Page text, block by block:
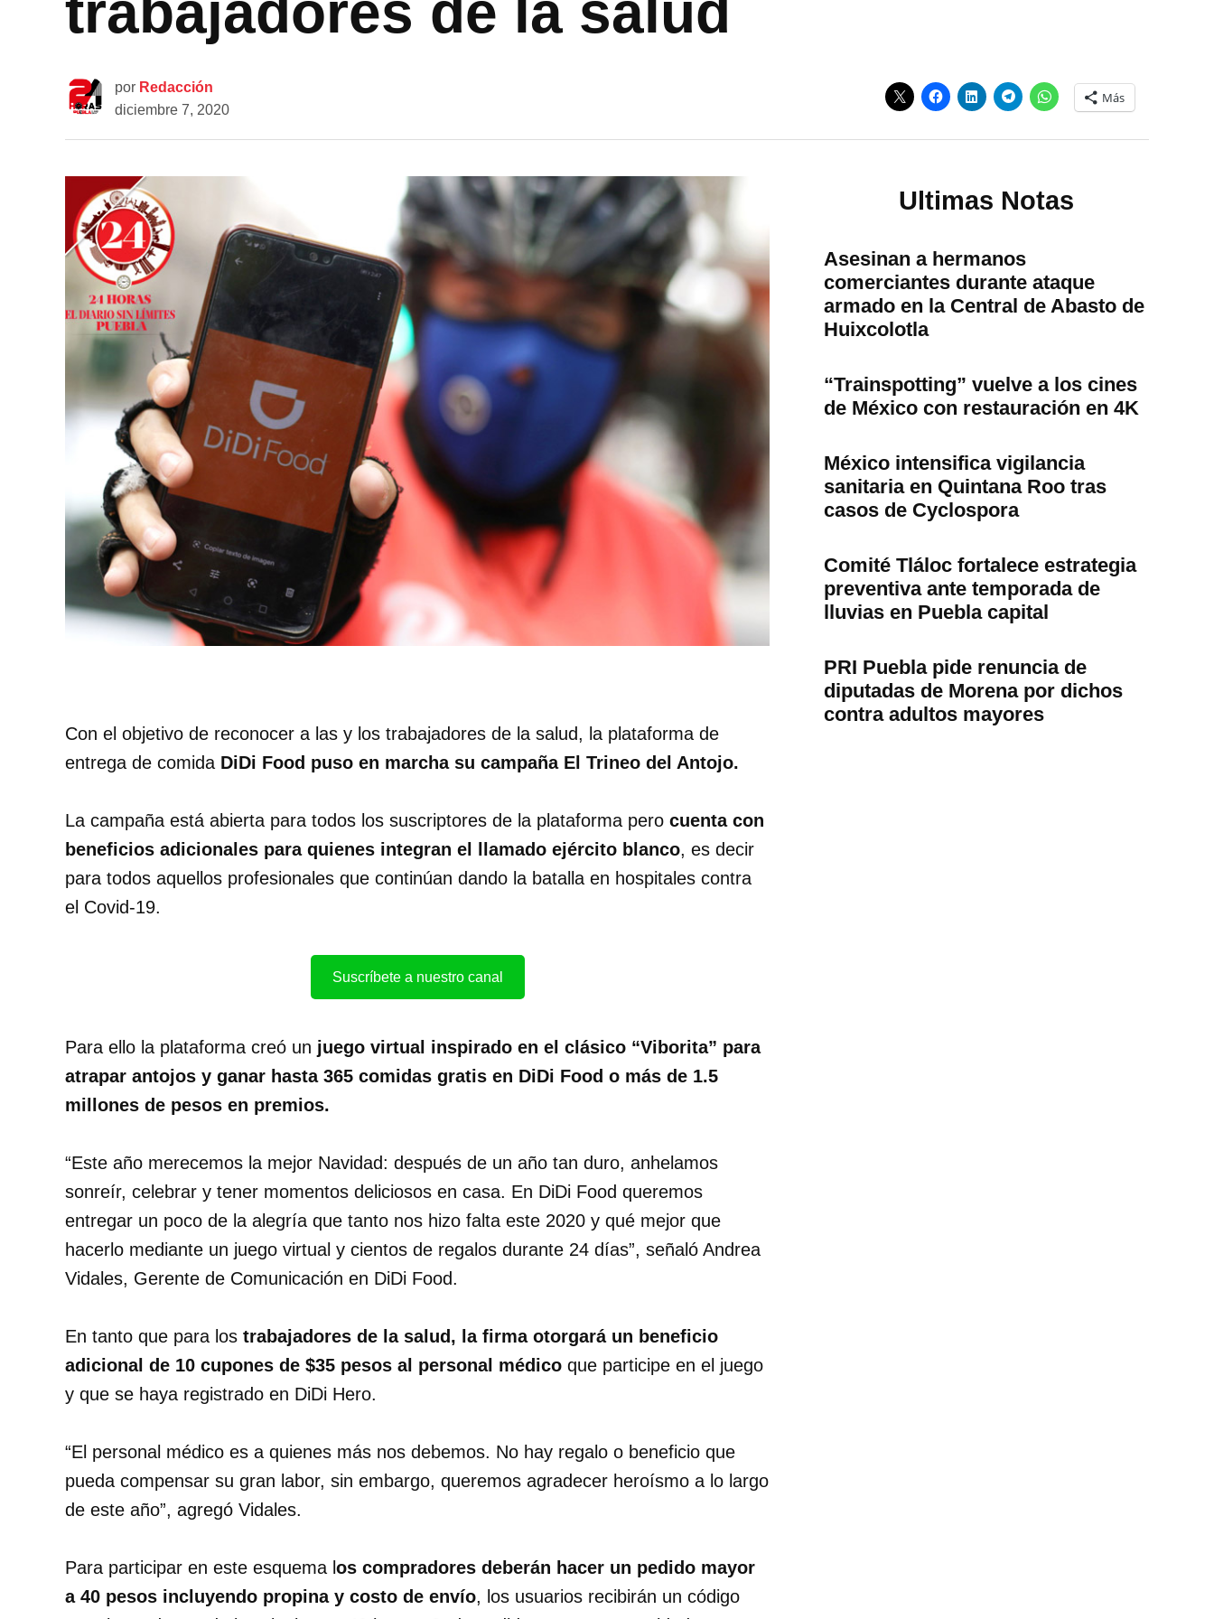
por Redacción
diciembre 7, 2020
Más
Con el objetivo de reconocer a las y los trabajadores de la salud, la plataforma de
entrega de comida DiDi Food puso en marcha su campaña El Trineo del Antojo.
La campaña está abierta para todos los suscriptores de la plataforma pero cuenta con
beneficios adicionales para quienes integran el llamado ejército blanco, es decir
para todos aquellos profesionales que continúan dando la batalla en hospitales contra
el Covid-19.
Suscríbete a nuestro canal
Para ello la plataforma creó un juego virtual inspirado en el clásico “Viborita” para
atrapar antojos y ganar hasta 365 comidas gratis en DiDi Food o más de 1.5
millones de pesos en premios.
“Este año merecemos la mejor Navidad: después de un año tan duro, anhelamos
sonreír, celebrar y tener momentos deliciosos en casa. En DiDi Food queremos
entregar un poco de la alegría que tanto nos hizo falta este 2020 y qué mejor que
hacerlo mediante un juego virtual y cientos de regalos durante 24 días”, señaló Andrea
Vidales, Gerente de Comunicación en DiDi Food.
En tanto que para los trabajadores de la salud, la firma otorgará un beneficio
adicional de 10 cupones de $35 pesos al personal médico que participe en el juego
y que se haya registrado en DiDi Hero.
“El personal médico es a quienes más nos debemos. No hay regalo o beneficio que
pueda compensar su gran labor, sin embargo, queremos agradecer heroísmo a lo largo
de este año”, agregó Vidales.
Para participar en este esquema l os compradores deberán hacer un pedido mayor
a 40 pesos incluyendo propina y costo de envío, los usuarios recibirán un código
Ultimas Notas
Asesinan a hermanos
comerciantes durante ataque
armado en la Central de Abasto de
Huixcolotla
“Trainspotting” vuelve a los cines
de México con restauración en 4K
México intensifica vigilancia
sanitaria en Quintana Roo tras
casos de Cyclospora
Comité Tláloc fortalece estrategia
preventiva ante temporada de
lluvias en Puebla capital
PRI Puebla pide renuncia de
diputadas de Morena por dichos
contra adultos mayores